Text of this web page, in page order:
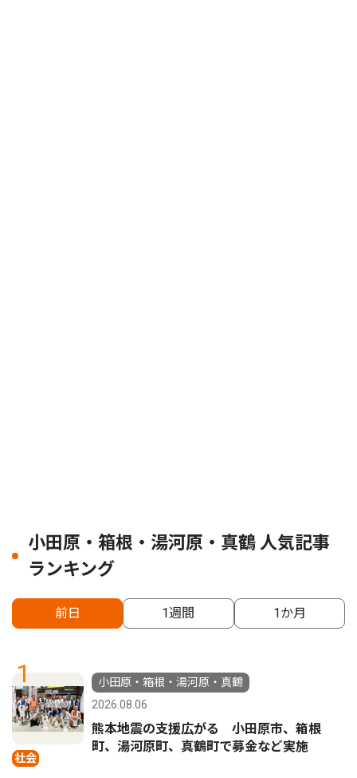
小田原・箱根・湯河原・真鶴 人気記事
ランキング
前日 1週間 1か月
1
社会
小田原・箱根・湯河原・真鶴
2026.08.06
熊本地震の支援広がる 小田原市、箱根
町、湯河原町、真鶴町で募金など実施